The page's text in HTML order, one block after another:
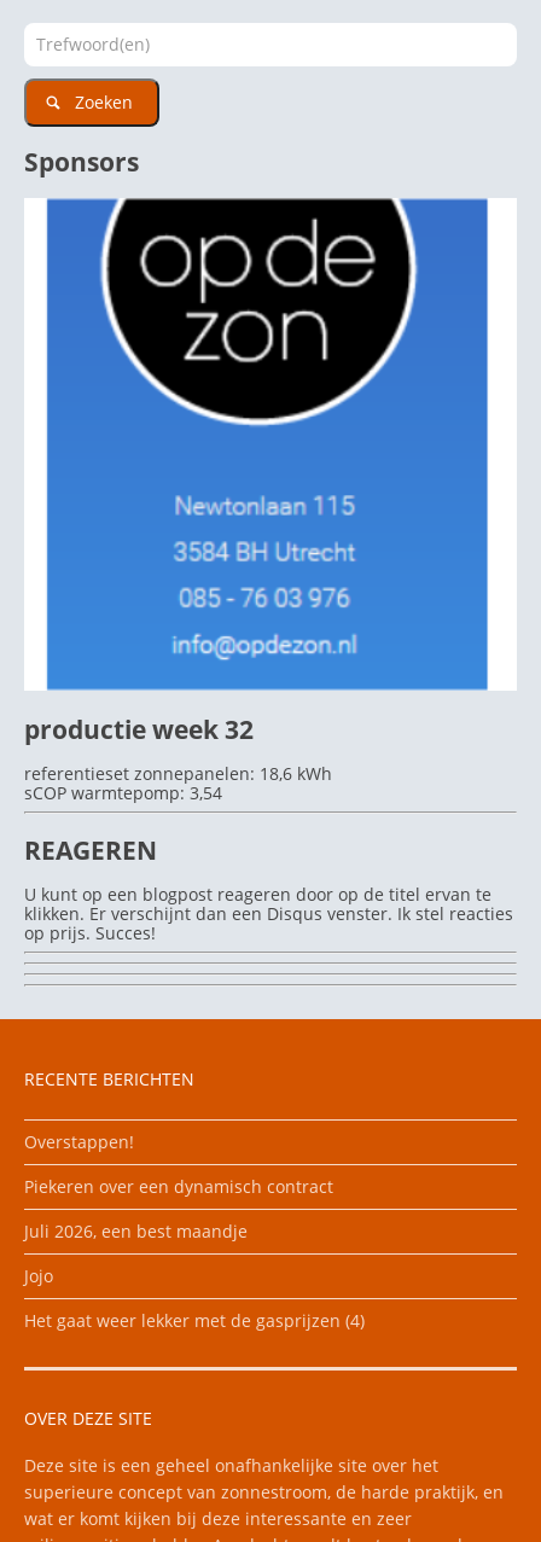
Zoeken
Sponsors
productie week 32
referentieset zonnepanelen: 18,6 kWh
sCOP warmtepomp: 3,54
REAGEREN
U kunt op een blogpost reageren door op de titel ervan te
klikken. Er verschijnt dan een Disqus venster. Ik stel reacties
op prijs. Succes!
RECENTE BERICHTEN
Overstappen!
Piekeren over een dynamisch contract
Juli 2026, een best maandje
Jojo
Het gaat weer lekker met de gasprijzen (4)
OVER DEZE SITE
Deze site is een geheel onafhankelijke site over het
superieure concept van zonnestroom, de harde praktijk, en
wat er komt kijken bij deze interessante en zeer